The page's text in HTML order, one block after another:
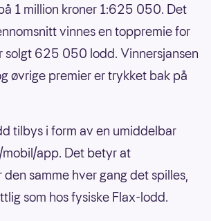
1 million kroner 1:625 050. Det
vinnes en toppremie for
solgt 625 050 lodd. Vinnersjansen
øvrige premier er trykket bak på
tilbys i form av en umiddelbar
app. Det betyr at
samme hver gang det spilles,
som hos fysiske Flax-lodd.